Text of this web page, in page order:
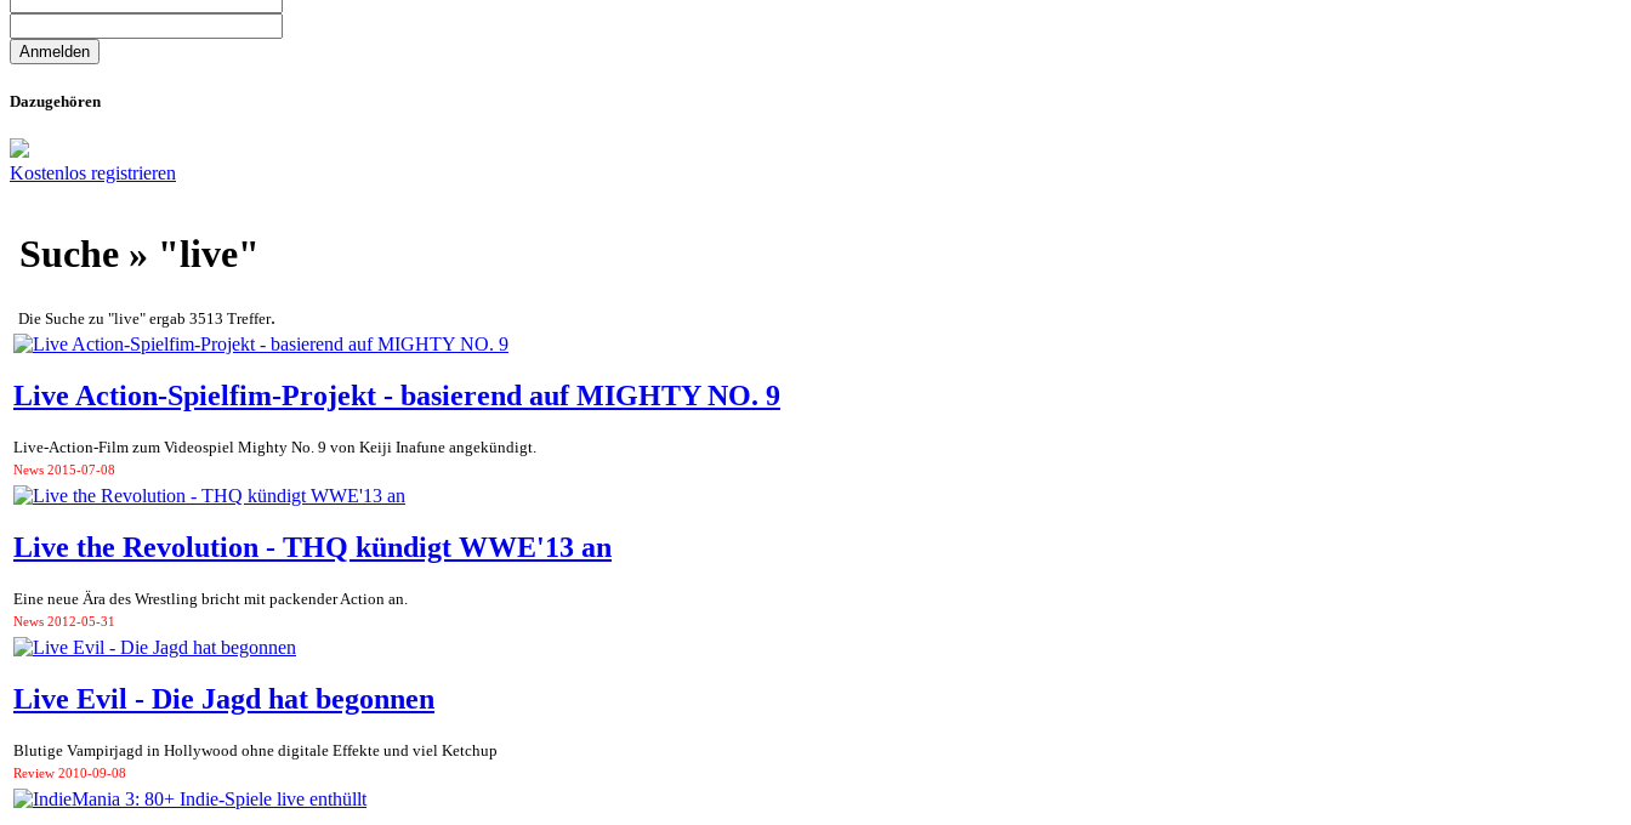
Dazugehören
Kostenlos registrieren
Suche » "live"
Die Suche zu "live" ergab 3513 Treffer.
Live Action-Spielfim-Projekt - basierend auf MIGHTY NO. 9
Live-Action-Film zum Videospiel Mighty No. 9 von Keiji Inafune angekündigt.
News 2015-07-08
Live the Revolution - THQ kündigt WWE'13 an
Eine neue Ära des Wrestling bricht mit packender Action an.
News 2012-05-31
Live Evil - Die Jagd hat begonnen
Blutige Vampirjagd in Hollywood ohne digitale Effekte und viel Ketchup
Review 2010-09-08